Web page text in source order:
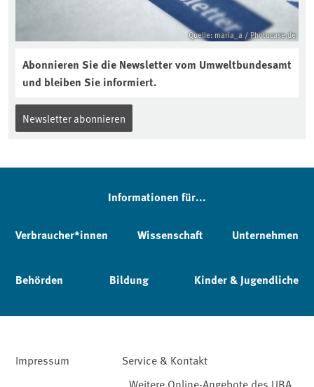
Quelle: maria_a / Photocase.de
Abonnieren Sie die Newsletter vom Umweltbundesamt
und bleiben Sie informiert.
Newsletter abonnieren
Informationen für...
Verbraucher*innen Wissenschaft Unternehmen
Behörden Bildung Kinder & Jugendliche
Impressum
Service & Kontakt
Weitere Online-Angebote des UBA